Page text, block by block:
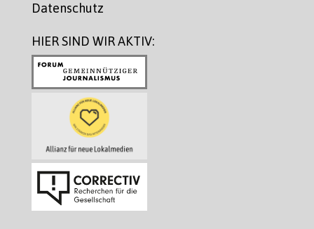
Datenschutz
HIER SIND WIR AKTIV: